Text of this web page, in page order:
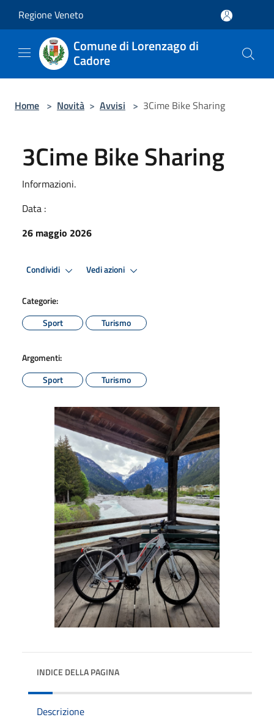
Regione Veneto
Comune di Lorenzago di
Cadore
Home > Novità > Avvisi > 3Cime Bike Sharing
3Cime Bike Sharing
Informazioni.
Data :
26 maggio 2026
Condividi Vedi azioni
Categorie:
Sport
Turismo
Argomenti:
Sport
Turismo
INDICE DELLA PAGINA
Descrizione